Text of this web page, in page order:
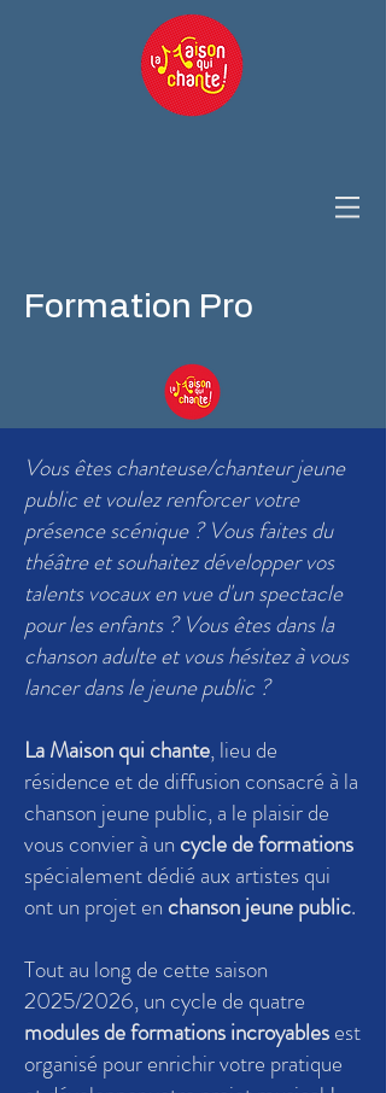
Formation Pro
Vous êtes chanteuse/chanteur jeune
public et voulez renforcer votre
présence scénique ? Vous faites du
théâtre et souhaitez développer vos
talents vocaux en vue d'un spectacle
pour les enfants ? Vous êtes dans la
chanson adulte et vous hésitez à vous
lancer dans le jeune public ?
La Maison qui chante, lieu de
résidence et de diffusion consacré à la
chanson jeune public, a le plaisir de
vous convier à un cycle de formations
spécialement dédié aux artistes qui
ont un projet en chanson jeune public.
Tout au long de cette saison
2025/2026, un cycle de quatre
modules de formations incroyablesest
organisé pour enrichir votre pratique